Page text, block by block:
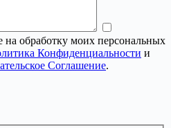
на обработку моих персональных
Конфиденциальности и
Соглашение.